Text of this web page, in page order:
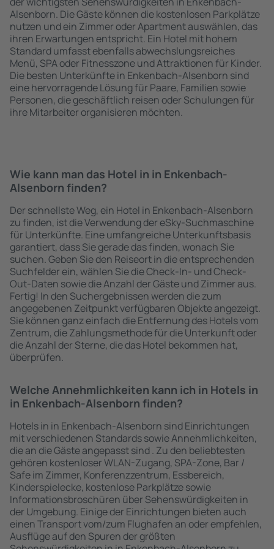
Alsenborn. Die Gäste können die kostenlosen Parkplätze
nutzen und ein Zimmer oder Apartment auswählen, das
ihren Erwartungen entspricht. Ein Hotel mit hohem
Standard umfasst ebenfalls abwechslungsreiches
Menü, SPA oder Fitnesszone und Attraktionen für Kinder.
Die besten Unterkünfte in Enkenbach-Alsenborn sind
eine hervorragende Lösung für Paare, Familien sowie
Personen, die geschäftlich reisen oder Schulungen für
ihre Mitarbeiter organisieren möchten.
Wie kann man das Hotel in in Enkenbach-
Alsenborn finden?
Der schnellste Weg, ein Hotel in Enkenbach-Alsenborn
zu finden, ist die Verwendung der eSky-Suchmaschine
für Unterkünfte. Eine umfangreiche Unterkunftsbasis
garantiert, dass Sie gerade das finden, wonach Sie
suchen. Geben Sie den Reiseort in die entsprechenden
Suchfelder ein, wählen Sie die Check-In- und Check-
Out-Daten sowie die Anzahl der Gäste und Zimmer aus.
Fertig! In den Suchergebnissen werden die zum
angegebenen Zeitpunkt verfügbaren Objekte angezeigt.
Sie können ganz einfach die Entfernung des Hotels vom
Zentrum, die Zahlungsmethode für die Unterkunft oder
die Anzahl der Sterne, die das Hotel bekommen hat,
überprüfen.
Welche Annehmlichkeiten kann ich in Hotels in
in Enkenbach-Alsenborn finden?
Hotels in in Enkenbach-Alsenborn sind Einrichtungen
mit verschiedenen Standards sowie Annehmlichkeiten,
die an die Gäste angepasst sind . Zu den beliebtesten
gehören kostenloser WLAN-Zugang, SPA-Zone, Bar /
Safe im Zimmer, Konferenzzentrum, Essbereich,
Kinderspielecke, kostenlose Parkplätze sowie
Informationsbroschüren über Sehenswürdigkeiten in
der Umgebung. Einige der Einrichtungen bieten auch
einen Transport vom/zum Flughafen an oder empfehlen,
Ausflüge auf den Spuren der größten